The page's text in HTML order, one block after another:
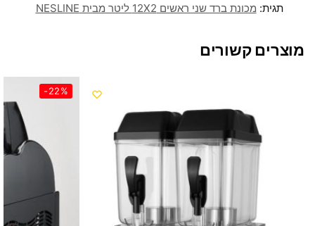
תגית: מכונת ברד שני ראשים 12X2 ליטר מבית NESLINE
מוצרים קשורים
-22%